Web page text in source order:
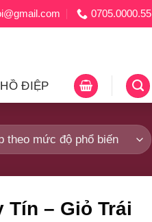
0705.0000.55
ĐIỆP
Tín – Giỏ Trái